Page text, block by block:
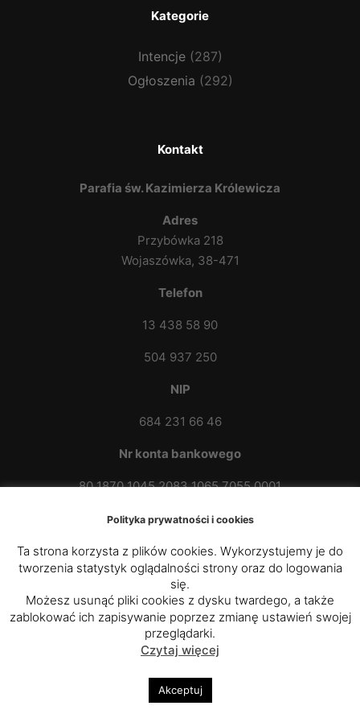
Kategorie
Intencje(287)
Ogłoszenia (292)
Kontakt
Parafia św. Kazimierza Królewicza
Adres
Przybówka 218
Wojaszówka, 38-471
Telefon
13 438 58 90
504 937 250
NIP
684 231 66 46
Nr konta bankowego
80 1870 1045 2083 1065 7055 0001
Parafia Rzymskokatolicka p.w. św.
Kazimierza Królewicza w Przybówce
Polityka prywatności
Polityka prywatności i cookies
Ta strona korzysta z plików cookies. Wykorzystujemy je do
tworzenia statystyk oglądalności strony oraz do logowania
się.
Możesz usunąć pliki cookies z dysku twardego, a także
zablokować ich zapisywanie poprzez zmianę ustawień swojej
przeglądarki.
Czytaj więcej
Akceptuj